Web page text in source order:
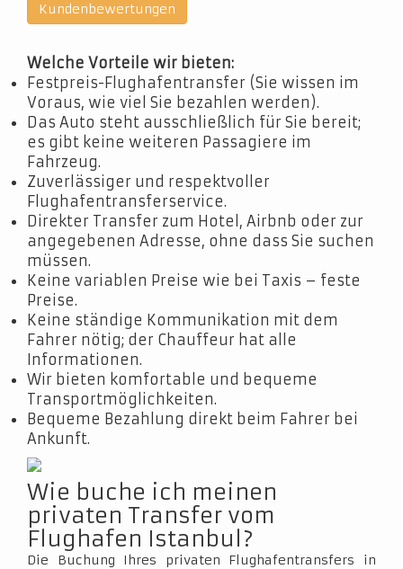
Kundenbewertungen
Welche Vorteile wir bieten:
Festpreis-Flughafentransfer (Sie wissen im
Voraus, wie viel Sie bezahlen werden).
Das Auto steht ausschließlich für Sie bereit;
es gibt keine weiteren Passagiere im
Fahrzeug.
Zuverlässiger und respektvoller
Flughafentransferservice.
Direkter Transfer zum Hotel, Airbnb oder zur
angegebenen Adresse, ohne dass Sie suchen
müssen.
Keine variablen Preise wie bei Taxis – feste
Preise.
Keine ständige Kommunikation mit dem
Fahrer nötig; der Chauffeur hat alle
Informationen.
Wir bieten komfortable und bequeme
Transportmöglichkeiten.
Bequeme Bezahlung direkt beim Fahrer bei
Ankunft.
Wie buche ich meinen
privaten Transfer vom
Flughafen Istanbul?
Die Buchung Ihres privaten Flughafentransfers in